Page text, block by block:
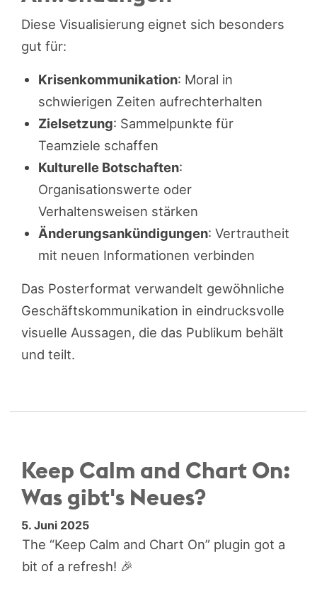
Diese Visualisierung eignet sich besonders
gut für:
Krisenkommunikation: Moral in
schwierigen Zeiten aufrechterhalten
Zielsetzung: Sammelpunkte für
Teamziele schaffen
Kulturelle Botschaften:
Organisationswerte oder
Verhaltensweisen stärken
Änderungsankündigungen: Vertrautheit
mit neuen Informationen verbinden
Das Posterformat verwandelt gewöhnliche
Geschäftskommunikation in eindrucksvolle
visuelle Aussagen, die das Publikum behält
und teilt.
Keep Calm and Chart On:
Was gibt's Neues?
5. Juni 2025
The “Keep Calm and Chart On” plugin got a
bit of a refresh! 🎉